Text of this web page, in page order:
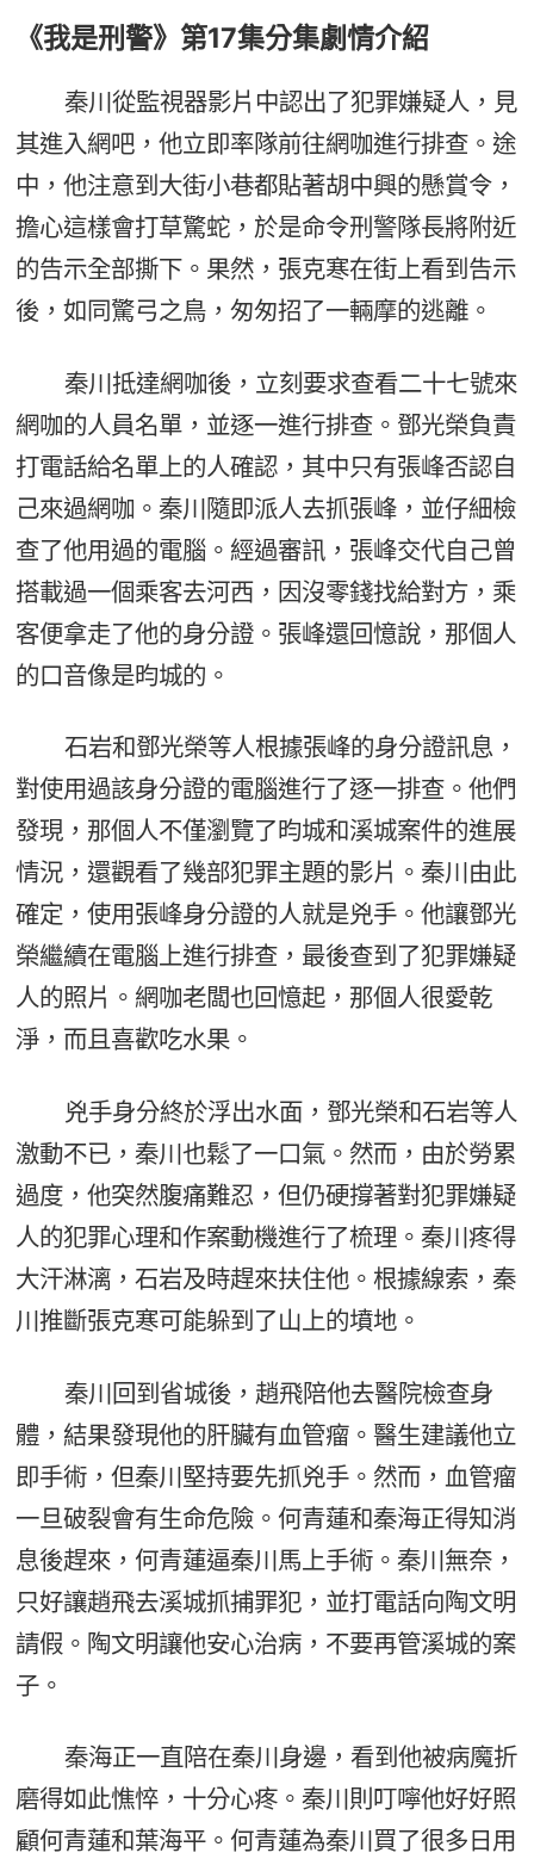
《我是刑警》第17集分集劇情介紹
秦川從監視器影片中認出了犯罪嫌疑人，見
其進入網吧，他立即率隊前往網咖進行排查。途
中，他注意到大街小巷都貼著胡中興的懸賞令，
擔心這樣會打草驚蛇，於是命令刑警隊長將附近
的告示全部撕下。果然，張克寒在街上看到告示
後，如同驚弓之鳥，匆匆招了一輛摩的逃離。
秦川抵達網咖後，立刻要求查看二十七號來
網咖的人員名單，並逐一進行排查。鄧光榮負責
打電話給名單上的人確認，其中只有張峰否認自
己來過網咖。秦川隨即派人去抓張峰，並仔細檢
查了他用過的電腦。經過審訊，張峰交代自己曾
搭載過一個乘客去河西，因沒零錢找給對方，乘
客便拿走了他的身分證。張峰還回憶說，那個人
的口音像是昀城的。
石岩和鄧光榮等人根據張峰的身分證訊息，
對使用過該身分證的電腦進行了逐一排查。他們
發現，那個人不僅瀏覽了昀城和溪城案件的進展
情況，還觀看了幾部犯罪主題的影片。秦川由此
確定，使用張峰身分證的人就是兇手。他讓鄧光
榮繼續在電腦上進行排查，最後查到了犯罪嫌疑
人的照片。網咖老闆也回憶起，那個人很愛乾
淨，而且喜歡吃水果。
兇手身分終於浮出水面，鄧光榮和石岩等人
激動不已，秦川也鬆了一口氣。然而，由於勞累
過度，他突然腹痛難忍，但仍硬撐著對犯罪嫌疑
人的犯罪心理和作案動機進行了梳理。秦川疼得
大汗淋漓，石岩及時趕來扶住他。根據線索，秦
川推斷張克寒可能躲到了山上的墳地。
秦川回到省城後，趙飛陪他去醫院檢查身
體，結果發現他的肝臟有血管瘤。醫生建議他立
即手術，但秦川堅持要先抓兇手。然而，血管瘤
一旦破裂會有生命危險。何青蓮和秦海正得知消
息後趕來，何青蓮逼秦川馬上手術。秦川無奈，
只好讓趙飛去溪城抓捕罪犯，並打電話向陶文明
請假。陶文明讓他安心治病，不要再管溪城的案
子。
秦海正一直陪在秦川身邊，看到他被病魔折
磨得如此憔悴，十分心疼。秦川則叮嚀他好好照
顧何青蓮和葉海平。何青蓮為秦川買了很多日用